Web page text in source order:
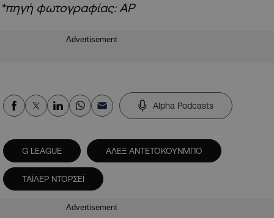
*πηγή φωτογραφίας: AP
Advertisement
Alpha Podcasts
G LEAGUE ΑΛΕΞ ΑΝΤΕΤΟΚΟΥΝΜΠΟ
ΤΑΪΛΕΡ ΝΤΟΡΣΕΪ
Advertisement